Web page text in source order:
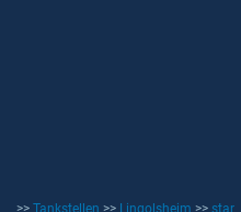
>> Tankstellen >> Lingolsheim >> star